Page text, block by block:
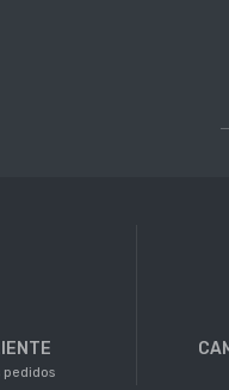
pedidos